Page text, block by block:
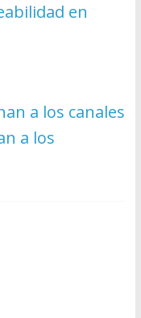
en
a los canales
a los